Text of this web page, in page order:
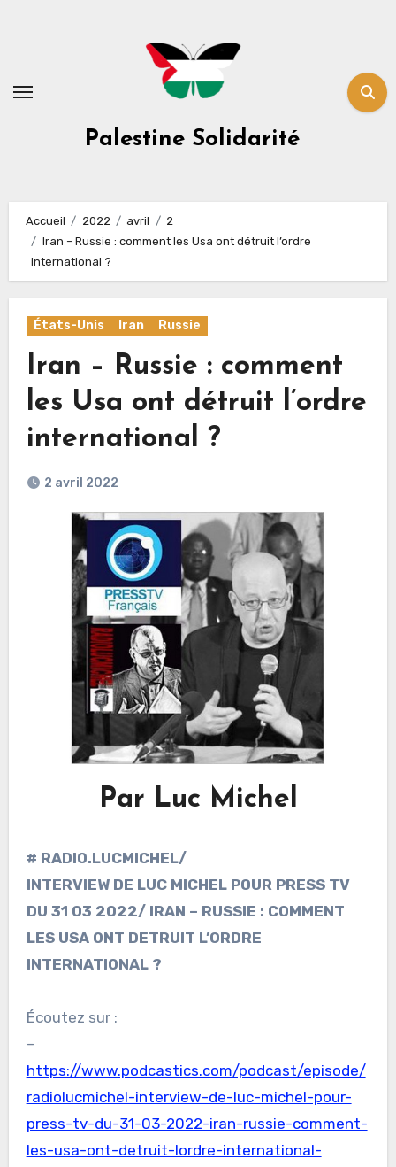
Palestine Solidarité
Accueil 2022 avril
2
Iran – Russie : comment les Usa ont détruit l’ordre
international ?
États-Unis Iran Russie
Iran – Russie : comment
les Usa ont détruit l’ordre
international ?
2 avril 2022
Par Luc Michel
# RADIO.LUCMICHEL/
INTERVIEW DE LUC MICHEL POUR PRESS TV
DU 31 03 2022/ IRAN – RUSSIE : COMMENT
LES USA ONT DETRUIT L’ORDRE
INTERNATIONAL ?
Écoutez sur :
–
https://www.podcastics.com/podcast/episode/
radiolucmichel-interview-de-luc-michel-pour-
press-tv-du-31-03-2022-iran-russie-comment-
les-usa-ont-detruit-lordre-international-